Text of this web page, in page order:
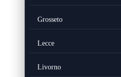
Grosseto
Lecce
Livorno